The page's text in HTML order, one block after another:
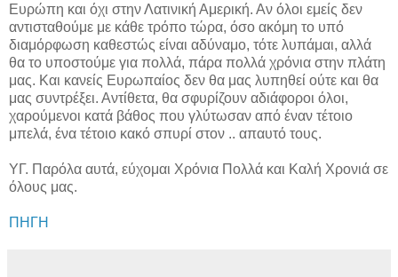
Ευρώπη και όχι στην Λατινική Αμερική. Αν όλοι εμείς δεν
αντισταθούμε με κάθε τρόπο τώρα, όσο ακόμη το υπό
διαμόρφωση καθεστώς είναι αδύναμο, τότε λυπάμαι, αλλά
θα το υποστούμε για πολλά, πάρα πολλά χρόνια στην πλάτη
μας. Και κανείς Ευρωπαίος δεν θα μας λυπηθεί ούτε και θα
μας συντρέξει. Αντίθετα, θα σφυρίζουν αδιάφοροι όλοι,
χαρούμενοι κατά βάθος που γλύτωσαν από έναν τέτοιο
μπελά, ένα τέτοιο κακό σπυρί στον .. απαυτό τους.
ΥΓ. Παρόλα αυτά, εύχομαι Χρόνια Πολλά και Καλή Χρονιά σε
όλους μας.
ΠΗΓΗ